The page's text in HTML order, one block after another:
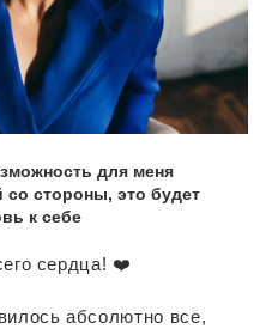
для меня
со стороны, это будет
к себе
сердца! ❤️
абсолютно все,